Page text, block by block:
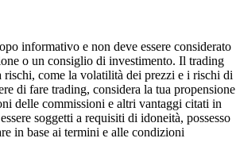
informativo e non deve essere considerato
o un consiglio di investimento. Il trading
come la volatilità dei prezzi e i rischi di
di fare trading, considera la tua propensione
delle commissioni e altri vantaggi citati in
soggetti a requisiti di idoneità, possesso
in base ai termini e alle condizioni